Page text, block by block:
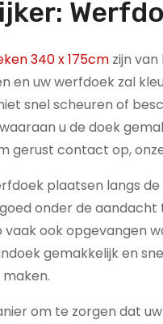
340 x 175cm zijn
en uw werfdoek zal
snel scheuren of
u de doek
gerust contact op,
plaatsen langs
onder de
vaak ook opgevangen
gemakkelijk en
om te zorgen dat